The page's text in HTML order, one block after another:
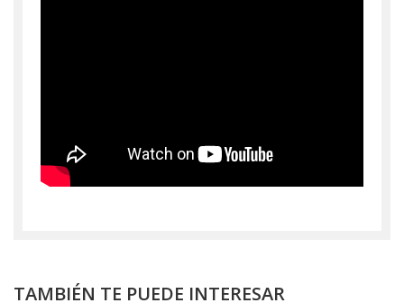
TAMBIÉN TE PUEDE INTERESAR